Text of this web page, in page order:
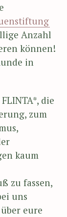
Anzahl
können!
in
die
zum
kaum
zu fassen,
uns
eure